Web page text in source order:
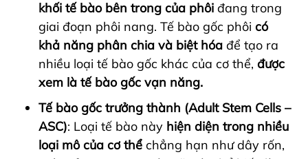
khối tế bào bên trong của phôi đang trong
giai đoạn phôi nang. Tế bào gốc phôi có
khả năng phân chia và biệt hóa để tạo ra
nhiều loại tế bào gốc khác của cơ thể, được
xem là tế bào gốc vạn năng.
Tế bào gốc trưởng thành (Adult Stem Cells –
ASC): Loại tế bào này hiện diện trong nhiều
loại mô của cơ thể chẳng hạn như dây rốn,